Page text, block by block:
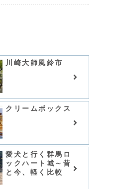
川崎大師風鈴市
クリームボックス
愛犬と行く群馬ロ
ックハート城～昔
と今、軽く比較